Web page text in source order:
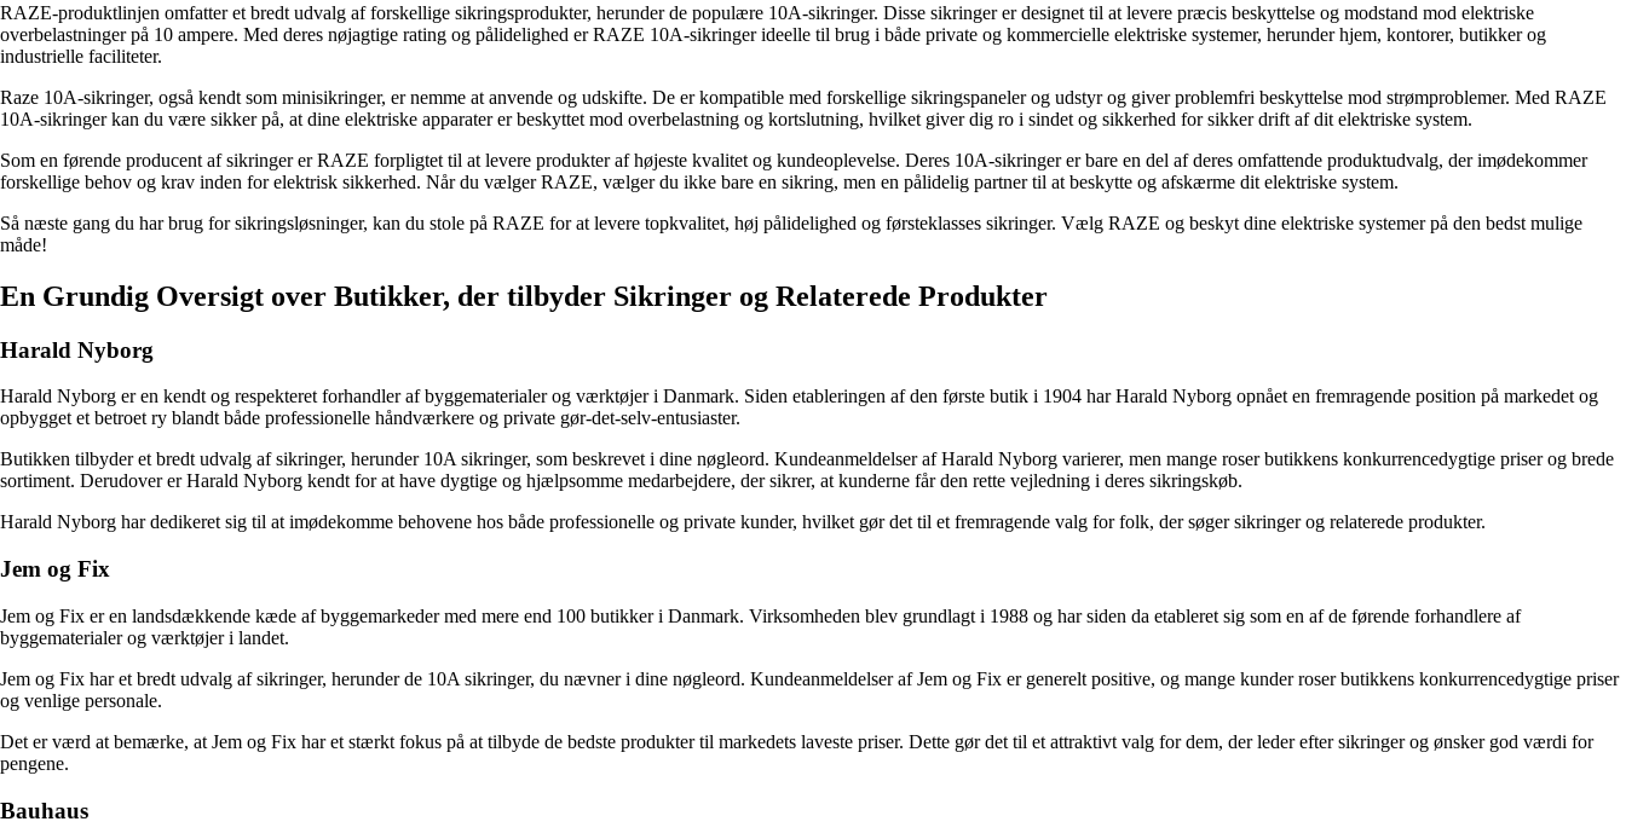
RAZE-produktlinjen omfatter et bredt udvalg af forskellige sikringsprodukter, herunder de populære 10A-sikringer. Disse sikringer er designet til at levere præcis beskyttelse og modstand mod elektriske
overbelastninger på 10 ampere. Med deres nøjagtige rating og pålidelighed er RAZE 10A-sikringer ideelle til brug i både private og kommercielle elektriske systemer, herunder hjem, kontorer, butikker og
industrielle faciliteter.
Raze 10A-sikringer, også kendt som minisikringer, er nemme at anvende og udskifte. De er kompatible med forskellige sikringspaneler og udstyr og giver problemfri beskyttelse mod strømproblemer. Med RAZE
10A-sikringer kan du være sikker på, at dine elektriske apparater er beskyttet mod overbelastning og kortslutning, hvilket giver dig ro i sindet og sikkerhed for sikker drift af dit elektriske system.
Som en førende producent af sikringer er RAZE forpligtet til at levere produkter af højeste kvalitet og kundeoplevelse. Deres 10A-sikringer er bare en del af deres omfattende produktudvalg, der imødekommer
forskellige behov og krav inden for elektrisk sikkerhed. Når du vælger RAZE, vælger du ikke bare en sikring, men en pålidelig partner til at beskytte og afskærme dit elektriske system.
Så næste gang du har brug for sikringsløsninger, kan du stole på RAZE for at levere topkvalitet, høj pålidelighed og førsteklasses sikringer. Vælg RAZE og beskyt dine elektriske systemer på den bedst mulige
måde!
En Grundig Oversigt over Butikker, der tilbyder Sikringer og Relaterede Produkter
Harald Nyborg
Harald Nyborg er en kendt og respekteret forhandler af byggematerialer og værktøjer i Danmark. Siden etableringen af den første butik i 1904 har Harald Nyborg opnået en fremragende position på markedet og
opbygget et betroet ry blandt både professionelle håndværkere og private gør-det-selv-entusiaster.
Butikken tilbyder et bredt udvalg af sikringer, herunder 10A sikringer, som beskrevet i dine nøgleord. Kundeanmeldelser af Harald Nyborg varierer, men mange roser butikkens konkurrencedygtige priser og brede
sortiment. Derudover er Harald Nyborg kendt for at have dygtige og hjælpsomme medarbejdere, der sikrer, at kunderne får den rette vejledning i deres sikringskøb.
Harald Nyborg har dedikeret sig til at imødekomme behovene hos både professionelle og private kunder, hvilket gør det til et fremragende valg for folk, der søger sikringer og relaterede produkter.
Jem og Fix
Jem og Fix er en landsdækkende kæde af byggemarkeder med mere end 100 butikker i Danmark. Virksomheden blev grundlagt i 1988 og har siden da etableret sig som en af de førende forhandlere af
byggematerialer og værktøjer i landet.
Jem og Fix har et bredt udvalg af sikringer, herunder de 10A sikringer, du nævner i dine nøgleord. Kundeanmeldelser af Jem og Fix er generelt positive, og mange kunder roser butikkens konkurrencedygtige priser
og venlige personale.
Det er værd at bemærke, at Jem og Fix har et stærkt fokus på at tilbyde de bedste produkter til markedets laveste priser. Dette gør det til et attraktivt valg for dem, der leder efter sikringer og ønsker god værdi for
pengene.
Bauhaus